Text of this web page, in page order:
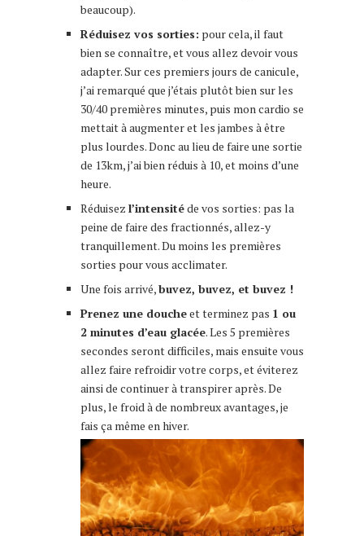
beaucoup).
Réduisez vos sorties: pour cela, il faut
bien se connaître, et vous allez devoir vous
adapter. Sur ces premiers jours de canicule,
j’ai remarqué que j’étais plutôt bien sur les
30/40 premières minutes, puis mon cardio se
mettait à augmenter et les jambes à être
plus lourdes. Donc au lieu de faire une sortie
de 13km, j’ai bien réduis à 10, et moins d’une
heure.
Réduisez l’intensitéde vos sorties: pas la
peine de faire des fractionnés, allez-y
tranquillement. Du moins les premières
sorties pour vous acclimater.
Une fois arrivé,buvez, buvez, et buvez !
Prenez une doucheet terminez pas 1 ou
2 minutes d’eau glacée. Les 5 premières
secondes seront difficiles, mais ensuite vous
allez faire refroidir votre corps, et éviterez
ainsi de continuer à transpirer après. De
plus, le froid à de nombreux avantages, je
fais ça même en hiver.